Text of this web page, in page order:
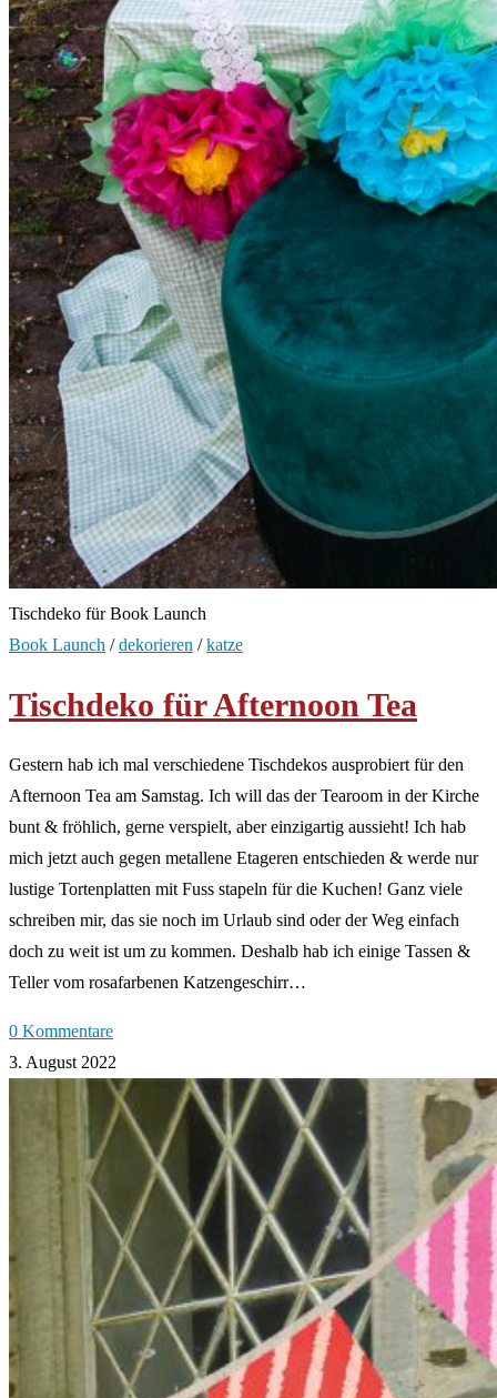
Tischdeko für Book Launch
Book Launch /dekorieren /katze
Tischdeko für Afternoon Tea
Gestern hab ich mal verschiedene Tischdekos ausprobiert für den
Afternoon Tea am Samstag. Ich will das der Tearoom in der Kirche
bunt & fröhlich, gerne verspielt, aber einzigartig aussieht! Ich hab
mich jetzt auch gegen metallene Etageren entschieden & werde nur
lustige Tortenplatten mit Fuss stapeln für die Kuchen! Ganz viele
schreiben mir, das sie noch im Urlaub sind oder der Weg einfach
doch zu weit ist um zu kommen. Deshalb hab ich einige Tassen &
Teller vom rosafarbenen Katzengeschirr…
0 Kommentare
3. August 2022